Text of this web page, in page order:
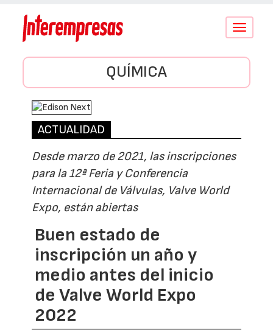
Conmutar
QUÍMICA
ACTUALIDAD
Desde marzo de 2021, las inscripciones
para la 12ª Feria y Conferencia
Internacional de Válvulas, Valve World
Expo, están abiertas
Buen estado de
inscripción un año y
medio antes del inicio
de Valve World Expo
2022